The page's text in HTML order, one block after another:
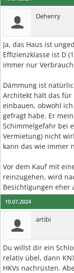
Dehenry
Ja, das Haus ist
Effizienzklasse ist D
immer nur
Dämmung ist
Architekt hält das
einbauen, obwohl
gefragt habe. Er
Schimmelgefahr bei
Vermietung) nicht
kann das wie immer
Vor dem Kauf mit
reinzugehen, wird
Besichtigungen eher
19.07.2024
artibi
Du willst dir ein
relativ übel, dann
HKVs nachrüsten.